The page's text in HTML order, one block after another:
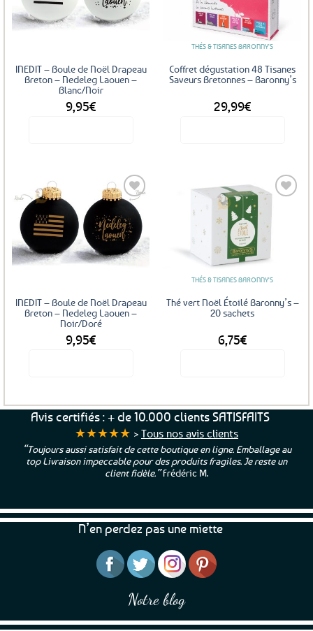
INEDIT – Boule de Noël Drapeau
Breton – Nedeleg Laouen –
Blanc/Noir
9,95€
favoris
THÉS & TISANES BARONNY'S
Coffret dégustation 48 Tisanes
Saveurs Bretonnes – Baronny’s
29,99€
INEDIT – Boule de Noël Drapeau
Breton – Nedeleg Laouen –
Noir/Doré
9,95€
Ajouter
THÉS & TISANES BARONNY'S
Thé vert Noël Étoilé Baronny’s –
20 sachets
6,75€
Avis certifiés : + de 10.000 clients SATISFAITS
★★★★★ > Tous nos avis clients
“Toujours aussi satisfait de cette boutique en ligne. Emballage au
top Livraison impeccable pour des produits fragiles. Je reste un
client fidèle.”Frédéric M.
N’en perdez pas une miette
Notre blog